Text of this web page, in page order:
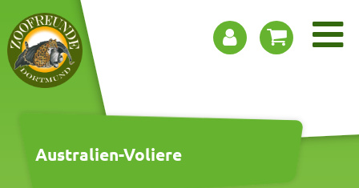
Australien-Voliere